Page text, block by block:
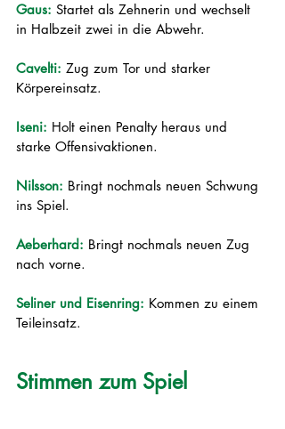
Gaus: Startet als Zehnerin und wechselt
in Halbzeit zwei in die Abwehr.
Cavelti: Zug zum Tor und starker
Körpereinsatz.
Iseni: Holt einen Penalty heraus und
starke Offensivaktionen.
Nilsson: Bringt nochmals neuen Schwung
ins Spiel.
Aeberhard: Bringt nochmals neuen Zug
nach vorne.
Seliner und Eisenring: Kommen zu einem
Teileinsatz.
Stimmen zum Spiel